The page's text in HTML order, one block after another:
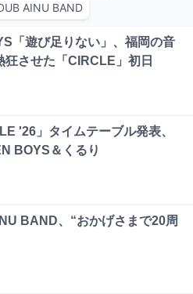
AINU BAND
「遊び足りない」、福岡の音
狂させた「CIRCLE」初日
'26」タイムテーブル発表、
BOYS＆くるり
BAND、“おかげさまで20周